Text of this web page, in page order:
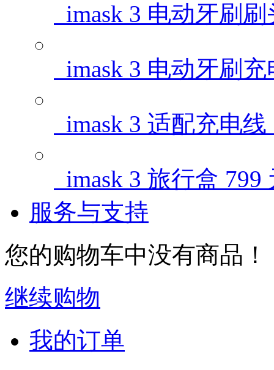
imask 3 电动牙刷
imask 3 电动牙刷充
imask 3 适配充电线
imask 3 旅行盒 799
服务与支持
您的购物车中没有商品！
继续购物
我的订单